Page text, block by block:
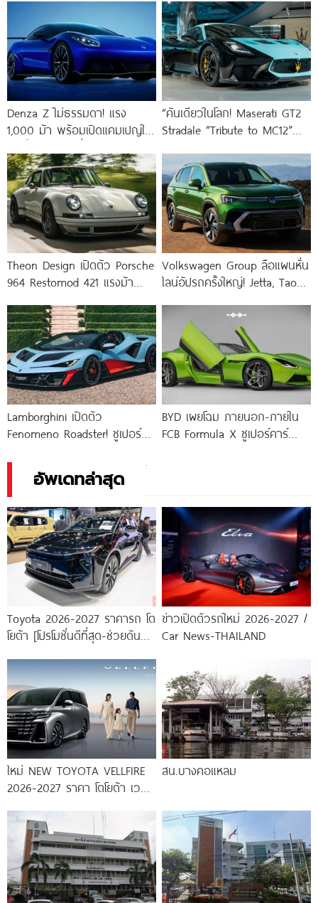
Denza Z ไม่ธรรมดา! แรง
1,000 ม้า พร้อมเปิดแคมเปญให้
“คันเดียวในโลก! Maserati GT2
Stradale “Tribute to MC12”
ไต้หวัน”
Theon Design เปิดตัว Porsche
964 Restomod 421 แรงม้า
Volkswagen Group ลือแผนหั่น
ไลน์อัปรถครั้งใหญ่! Jetta, Taos,
เสี่ยงถูกยกเลิก หวังประหยัดงบ
กว่า 2.4
Lamborghini เปิดตัว
Fenomeno Roadster! ซูเปอร์
ผลิตแค่ 15 คันทั่วโลก
BYD เผยโฉม ภายนอก-ภายใน
FCB Formula X ซูเปอร์คาร์
อัพเดทล่าสุด
Toyota 2026-2027 ราคารถ โต
โยต้า [โปรโมชั่นดีที่สุด-ช่วยดันทุก
ข่าวเปิดตัวรถใหม่ 2026-2027 /
Car News-THAILAND
ใหม่ NEW TOYOTA VELLFIRE
2026-2027 ราคา โตโยต้า เวล
สน.บางคอแหลม